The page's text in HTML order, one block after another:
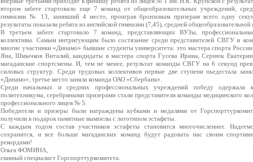
втором забеге стартовало еще 7 команд от общеобразовательных учреждений,
гимназии № 13, занявший 4 место, проиграв бронзовым призерам всего одну
результаты показали ребята из английской гимназии (7,45), средней
В третьем забеге стартовало 7 команд, представляющих ВУЗы,
коллективы. Самым интригующим было состязание среди представителей СВГУ и
многие участники «Динамо» бывшие студенты университета: это мастера спорта
Яна, Шмычков Виталий, кандидаты в мастера спорта Гусева Ирина, Сернюк
магаданские спортсмены. И, тем не менее, результат команды СВГУ на 6 секунд
силовых структур. Среди трудовых коллективов первые две ступени пьедестала
«Динамо», третье место заняла команда ОАО «Сбербанк».
Среди начальных и средних профессиональных учреждений победу одержала
политехникума, серебряными призерами стали представители команды медицинского
профессионального лицея № 5.
Победители и призеры были награждены кубками и медалями от
получили в подарок памятные вымпелы с логотипом эстафеты.
С каждым годом состав участников эстафеты становится многочисленнее.
сохранится, и все больше магаданских команд будут радовать нас своим
рекордами!
Ольга ФОМИНА,
главный специалист Горспорттуркомитета.